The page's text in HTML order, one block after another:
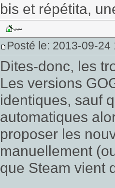
bis et répétita,
Posté le: 2013-09-
Dites-donc, les
Les versions
identiques, sauf
automatiques
proposer les
manuellement
que Steam vient